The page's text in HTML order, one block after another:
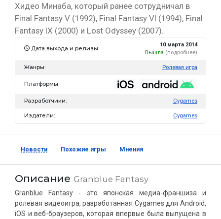
Хидео Минаба, который ранее сотрудничал в
Final Fantasy V (1992), Final Fantasy VI (1994), Final
Fantasy IX (2000) и Lost Odyssey (2007).
Дата выхода и релизы:
10 марта 2014
Вышла (подробнее)
Жанры: Ролевая игра
Платформы:
Разработчики: Cygames
Издатели: Cygames
Новости Похожие игры Мнения
Описание Granblue Fantasy
Granblue Fantasy - это японская медиа-франшиза и
ролевая видеоигра, разработанная Cygames для Android,
iOS и веб-браузеров, которая впервые была выпущена в